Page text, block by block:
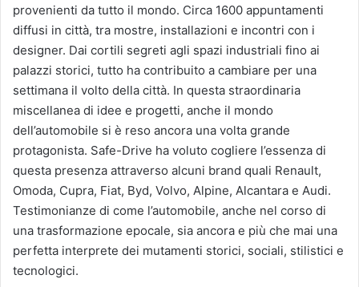
provenienti da tutto il mondo. Circa 1600 appuntamenti
diffusi in città, tra mostre, installazioni e incontri con i
designer. Dai cortili segreti agli spazi industriali fino ai
palazzi storici, tutto ha contribuito a cambiare per una
settimana il volto della città. In questa straordinaria
miscellanea di idee e progetti, anche il mondo
dell’automobile si è reso ancora una volta grande
protagonista. Safe-Drive ha voluto cogliere l’essenza di
questa presenza attraverso alcuni brand quali Renault,
Omoda, Cupra, Fiat, Byd, Volvo, Alpine, Alcantara e Audi.
Testimonianze di come l’automobile, anche nel corso di
una trasformazione epocale, sia ancora e più che mai una
perfetta interprete dei mutamenti storici, sociali, stilistici e
tecnologici.